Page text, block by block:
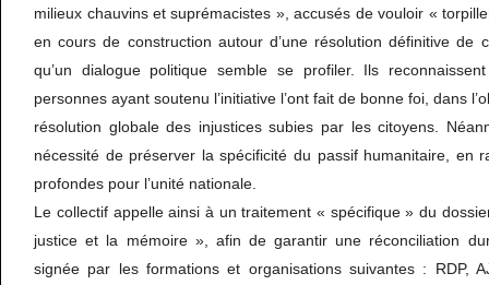
milieux chauvins et suprémacistes », accusés de vouloir «
en cours de construction autour d’une résolution définitive de
qu’un dialogue politique semble se profiler. Ils
personnes ayant soutenu l’initiative l’ont fait de bonne foi, dans
résolution globale des injustices subies par les citoyens.
nécessité de préserver la spécificité du passif humanitaire, en
profondes pour l’unité nationale.
Le collectif appelle ainsi à un traitement « spécifique » du
justice et la mémoire », afin de garantir une réconciliation
signée par les formations et organisations suivantes : RDP,